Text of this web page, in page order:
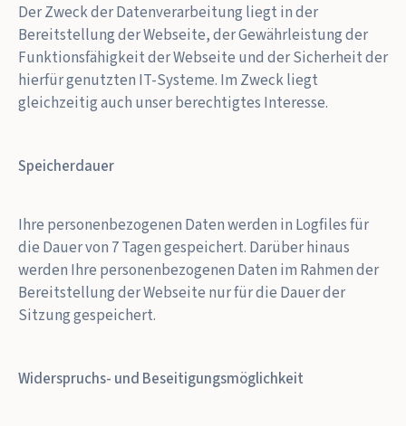
Der Zweck der Datenverarbeitung liegt in der
Bereitstellung der Webseite, der Gewährleistung der
Funktionsfähigkeit der Webseite und der Sicherheit der
hierfür genutzten IT-Systeme. Im Zweck liegt
gleichzeitig auch unser berechtigtes Interesse.
Speicherdauer
Ihre personenbezogenen Daten werden in Logfiles für
die Dauer von 7 Tagen gespeichert. Darüber hinaus
werden Ihre personenbezogenen Daten im Rahmen der
Bereitstellung der Webseite nur für die Dauer der
Sitzung gespeichert.
Widerspruchs- und Beseitigungsmöglichkeit